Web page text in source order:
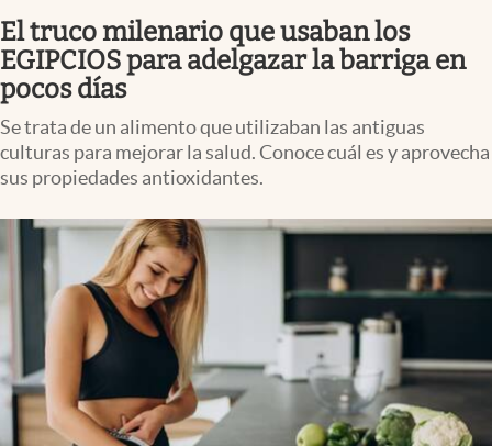
Pc y celular
Vida y estilo
Tv
Clima
Espiritualidad
Mediakit
abre en nueva pestaña
México
El truco milenario que usaban los
EGIPCIOS para adelgazar la barriga en
pocos días
Se trata de un alimento que utilizaban las antiguas
culturas para mejorar la salud. Conoce cuál es y aprovecha
sus propiedades antioxidantes.